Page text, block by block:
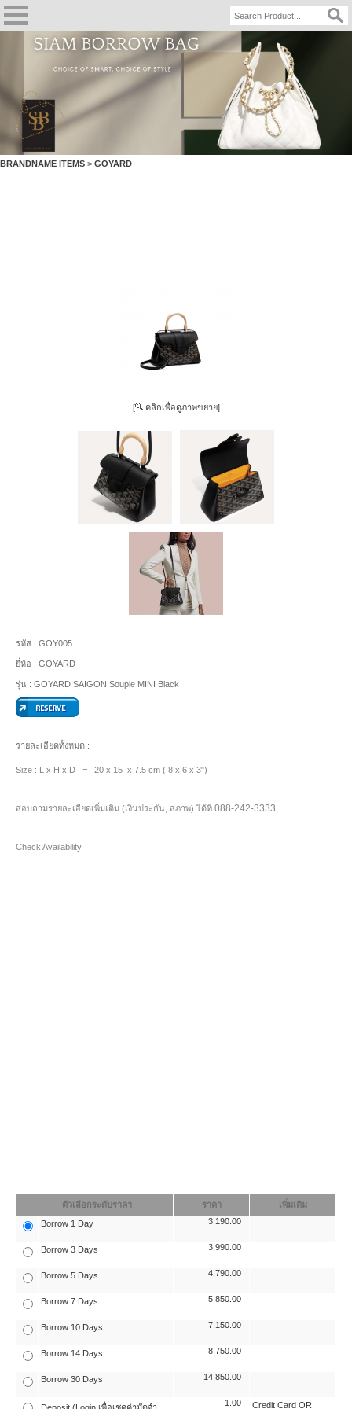
BRANDNAME ITEMS > GOYARD
[ คลิกเพื่อดูภาพขยาย]
รหัส : GOY005
ยี่ห้อ : GOYARD
รุ่น : GOYARD SAIGON Souple MINI Black
รายละเอียดทั้งหมด :
Size : L x H x D = 20 x 15 x 7.5 cm ( 8 x 6 x 3")
สอบถามรายละเอียดเพิ่มเติม (เงินประกัน, สภาพ) ได้ที่ 088-242-3333
Check Availability
ตัวเลือกระดับราคา ราคา
เพิ่มเติม
Borrow 1 Day
3,190.00
Borrow 3 Days 3,990.00
Borrow 5 Days 4,790.00
Borrow 7 Days 5,850.00
Borrow 10 Days 7,150.00
Borrow 14 Days 8,750.00
Borrow 30 Days 14,850.00
1.00 Credit Card OR